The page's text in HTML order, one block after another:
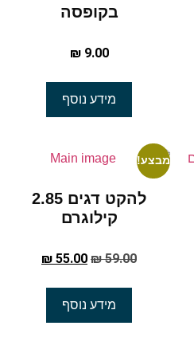
בקופסה
₪9.00
מידע נוסף
מבצע!
להקט דגים 2.85
קילוגרם
₪59.00
₪ 55.00
מידע נוסף